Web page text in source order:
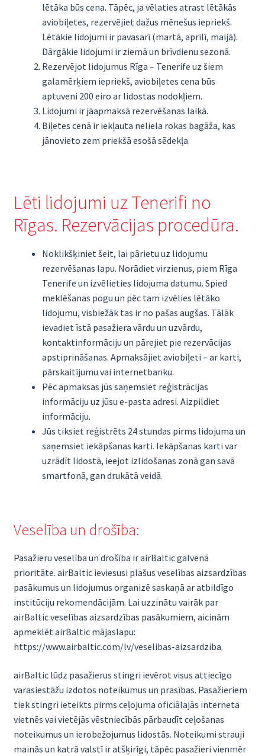
lētāka būs cena. Tāpēc, ja vēlaties atrast lētākās
aviobiļetes, rezervējiet dažus mēnešus iepriekš.
Lētākie lidojumi ir pavasarī (martā, aprīlī, maijā).
Dārgākie lidojumi ir ziemā un brīvdienu sezonā.
Rezervējot lidojumus Rīga – Tenerife uz šiem
galamērķiem iepriekš, aviobiļetes cena būs
aptuveni 200 eiro ar lidostas nodokļiem.
Lidojumi ir jāapmaksā rezervēšanas laikā.
Biļetes cenā ir iekļauta neliela rokas bagāža, kas
jānovieto zem priekšā esošā sēdekļa.
Lēti lidojumi uz Tenerifi no
Rīgas. Rezervācijas procedūra.
Noklikšķiniet šeit, lai pārietu uz lidojumu
rezervēšanas lapu. Norādiet virzienus, piem Rīga
Tenerife un izvēlieties lidojuma datumu. Spied
meklēšanas pogu un pēc tam izvēlies lētāko
lidojumu, visbiežāk tas ir no pašas augšas. Tālāk
ievadiet īstā pasažiera vārdu un uzvārdu,
kontaktinformāciju un pārejiet pie rezervācijas
apstiprināšanas. Apmaksājiet aviobiļeti – ar karti,
pārskaitījumu vai internetbanku.
Pēc apmaksas jūs saņemsiet reģistrācijas
informāciju uz jūsu e-pasta adresi. Aizpildiet
informāciju.
Jūs tiksiet reģistrēts 24 stundas pirms lidojuma un
saņemsiet iekāpšanas karti. Iekāpšanas karti var
uzrādīt lidostā, ieejot izlidošanas zonā gan savā
smartfonā, gan drukātā veidā.
Veselība un drošība:
Pasažieru veselība un drošība ir airBaltic galvenā
prioritāte. airBaltic ieviesusi plašus veselības aizsardzības
pasākumus un lidojumus organizē saskaņā ar atbildīgo
institūciju rekomendācijām. Lai uzzinātu vairāk par
airBaltic veselības aizsardzības pasākumiem, aicinām
apmeklēt airBaltic mājaslapu:
https://www.airbaltic.com/lv/veselibas-aizsardziba.
airBaltic lūdz pasažierus stingri ievērot visus attiecīgo
varasiestāžu izdotos noteikumus un prasības. Pasažieriem
tiek stingri ieteikts pirms ceļojuma oficiālajās interneta
vietnēs vai vietējās vēstniecībās pārbaudīt ceļošanas
noteikumus un ierobežojumus lidostās. Noteikumi strauji
mainās un katrā valstī ir atšķirīgi, tāpēc pasažieri vienmēr